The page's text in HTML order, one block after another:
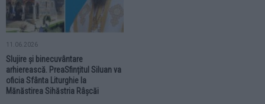
11.06.2026
Slujire și binecuvântare
arhierească. PreaSfințitul Siluan va
oficia Sfânta Liturghie la
Mănăstirea Sihăstria Râșcăi